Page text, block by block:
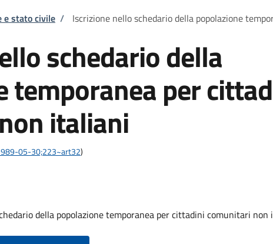
e stato civile / Iscrizione nello schedario della popolazione
schedario della
temporanea per
italiani
05-30;223~art32)
della popolazione temporanea per cittadini comunitari non